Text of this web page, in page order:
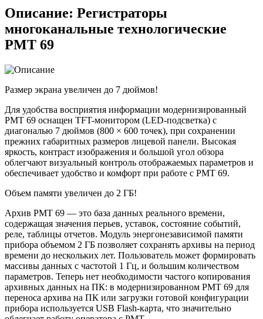
Описание: Регистраторы
многоканальные технологические
РМТ 69
Размер экрана увеличен до 7 дюймов!
Для удобства восприятия информации модернизированный
РМТ 69 оснащен TFT-монитором (LED-подсветка) с
диагональю 7 дюймов (800 × 600 точек), при сохранении
прежних габаритных размеров лицевой панели. Высокая
яркость, контраст изображения и большой угол обзора
облегчают визуальный контроль отображаемых параметров и
обеспечивает удобство и комфорт при работе с РМТ 69.
Объем памяти увеличен до 2 ГБ!
Архив РМТ 69 — это база данных реального времени,
содержащая значения перьев, уставок, состояние событий,
реле, таблицы отчетов. Модуль энергонезависимой памяти
прибора объемом 2 ГБ позволяет сохранять архивы на период
времени до нескольких лет. Пользователь может формировать
массивы данных с частотой 1 Гц, и большим количеством
параметров. Теперь нет необходимости частого копирования
архивных данных на ПК: в модернизированном РМТ 69 для
переноса архива на ПК или загрузки готовой конфигурации
прибора используется USB Flash-карта, что значительно